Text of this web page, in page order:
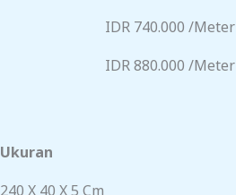
IDR 740.000 /meter
IDR 880.000 /meter
Ukuran
240 X 40 X 5 Cm